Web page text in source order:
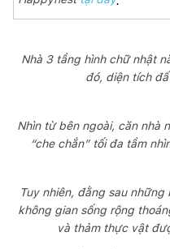
Nhà 3 tầng hình chữ nhật
đó, diện tích
Nhìn từ bên ngoài, căn nhà
“che chắn” tối đa tầm
Tuy nhiên, đằng sau
không gian sống rộng
và thảm thực vật